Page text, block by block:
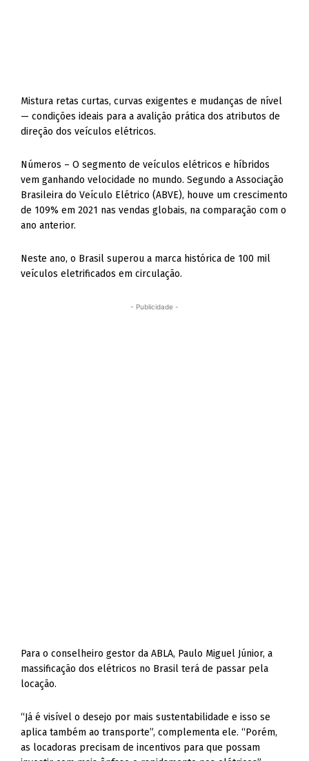
Mistura retas curtas, curvas exigentes e mudanças de nível
— condições ideais para a avalição prática dos atributos de
direção dos veículos elétricos.
Números – O segmento de veículos elétricos e híbridos
vem ganhando velocidade no mundo. Segundo a Associação
Brasileira do Veículo Elétrico (ABVE), houve um crescimento
de 109% em 2021 nas vendas globais, na comparação com o
ano anterior.
Neste ano, o Brasil superou a marca histórica de 100 mil
veículos eletrificados em circulação.
- Publicidade -
Para o conselheiro gestor da ABLA, Paulo Miguel Júnior, a
massificação dos elétricos no Brasil terá de passar pela
locação.
“Já é visível o desejo por mais sustentabilidade e isso se
aplica também ao transporte”, complementa ele. “Porém,
as locadoras precisam de incentivos para que possam